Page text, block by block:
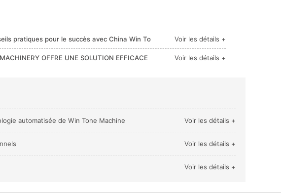
Voir les détails +
pratiques pour le succès avec China Win To
Voir les détails +
OFFRE UNE SOLUTION EFFICACE
Voir les détails +
automatisée de Win Tone Machine
Voir les détails +
Voir les détails +